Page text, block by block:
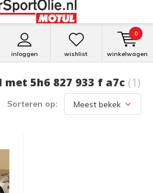
inloggen wishlist winkelwagen
0
5h6 827 933 f a7c (1)
Sorteren op: